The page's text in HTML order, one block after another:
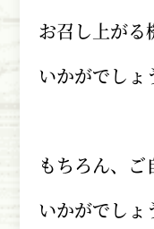
お召し上がる
いかがでしょ
もちろん、
いかがでしょ